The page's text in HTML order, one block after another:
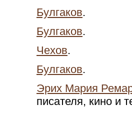
Булгаков.
Булгаков.
Чехов.
Булгаков.
Эрих Мария
писателя, кино и